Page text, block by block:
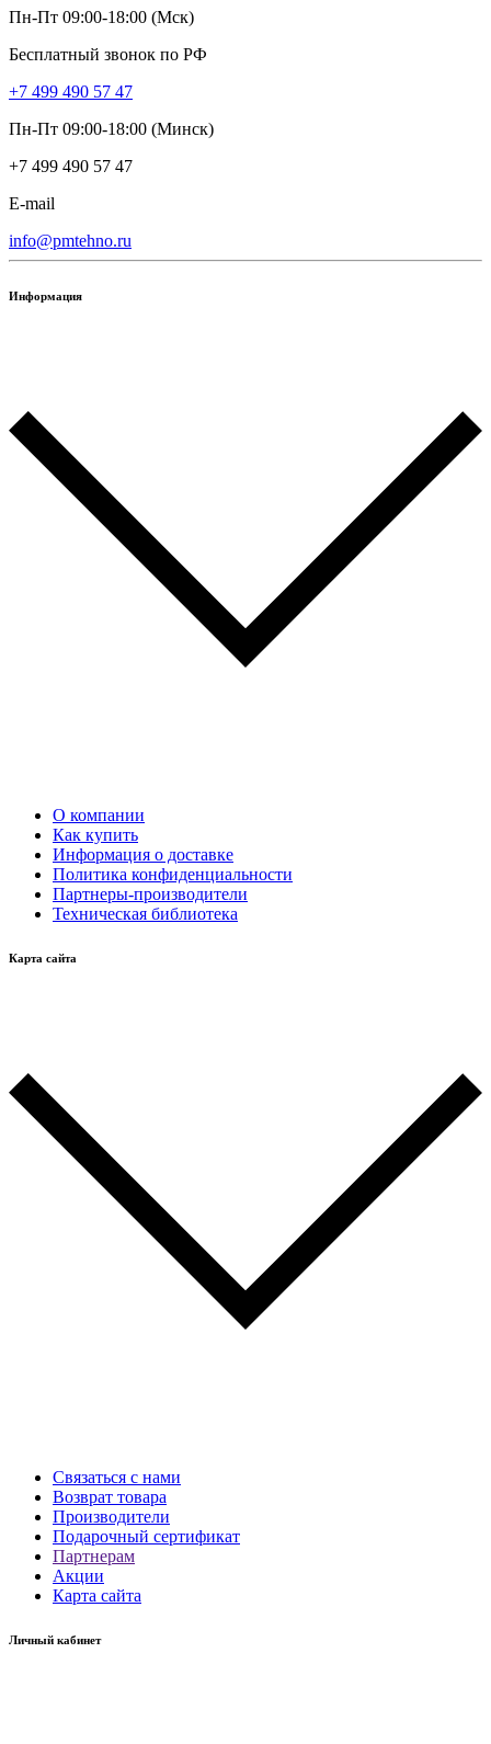
Пн-Пт 09:00-18:00 (Мск)
Бесплатный звонок по РФ
+7 499 490 57 47
Пн-Пт 09:00-18:00 (Минск)
+7 499 490 57 47
E-mail
info@pmtehno.ru
Информация
О компании
Как купить
Информация о доставке
Политика конфиденциальности
Партнеры-производители
Техническая библиотека
Карта сайта
Связаться с нами
Возврат товара
Производители
Подарочный сертификат
Партнерам
Акции
Карта сайта
Личный кабинет